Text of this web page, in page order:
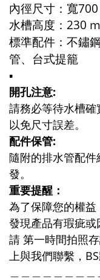
內徑尺寸：寬
水槽高度：230
標準配件：不鏽
管、 台式提籠
▪️
開孔注意:
請務必等待水槽確
以免尺寸誤差。
配件保管:
隨附的排水管配
發。
重要提醒：
為了保障您的權
發現產品有瑕疵或
請 第一時間拍照
上與我們聯繫，